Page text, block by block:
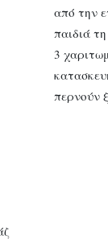
από την
παιδιά
3
περνούν